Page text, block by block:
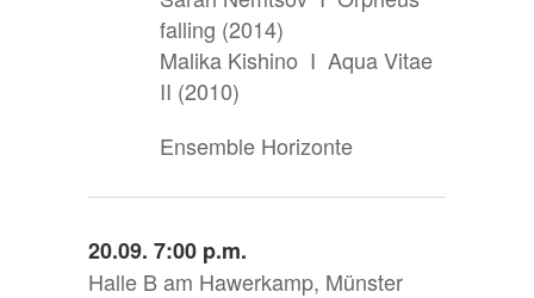
falling (2014)
Malika Kishino I Aqua Vitae
II (2010)
Ensemble Horizonte
20.09. 7:00 p.m.
Halle B am Hawerkamp, Münster